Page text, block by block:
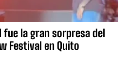
fue la gran sorpresa del
Festival en Quito